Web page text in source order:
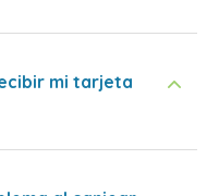
mi tarjeta